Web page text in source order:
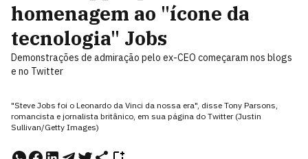
homenagem ao "ícone da
tecnologia" Jobs
Demonstrações de admiração pelo ex-CEO começaram nos blogs
e no Twitter
"Steve Jobs foi o Leonardo da Vinci da nossa era", disse Tony Parsons,
romancista e jornalista britânico, em sua página do Twitter (Justin
Sullivan/Getty Images)